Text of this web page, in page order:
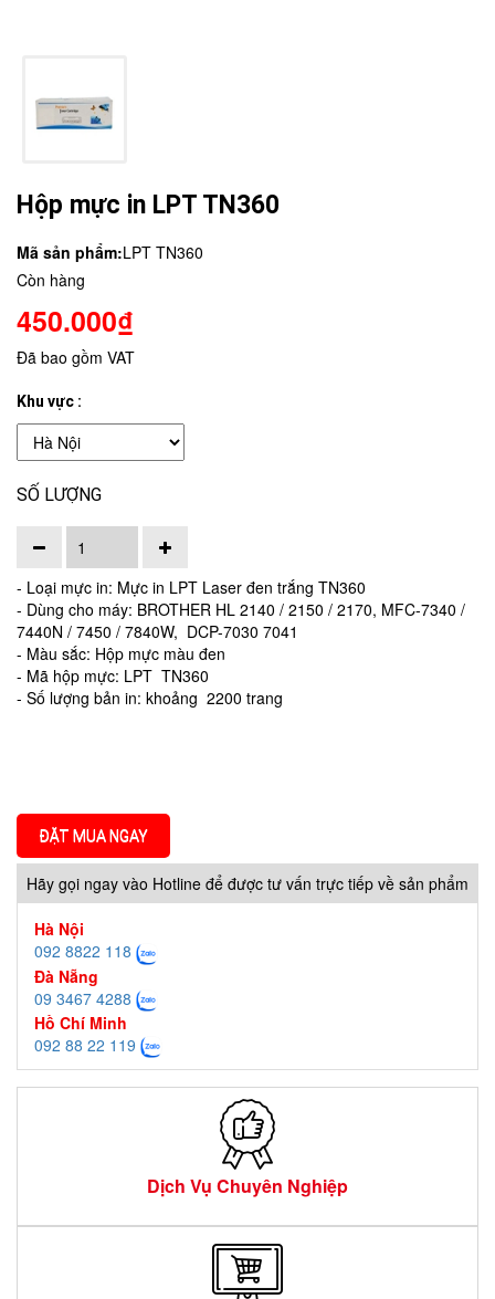
Hộp mực in LPT TN360
Mã sản phẩm:LPT TN360
Còn hàng
450.000₫
Đã bao gồm VAT
Khu vực :
SỐ LƯỢNG
- Loại mực in: Mực in LPT Laser đen trắng TN360
- Dùng cho máy: BROTHER HL 2140 / 2150 / 2170, MFC-7340 /
7440N / 7450 / 7840W, DCP-7030 7041
- Màu sắc: Hộp mực màu đen
- Mã hộp mực: LPT TN360
- Số lượng bản in: khoảng 2200 trang
ĐẶT MUA NGAY
Hãy gọi ngay vào Hotline để được tư vấn trực tiếp về sản phẩm
Hà Nội
092 8822 118
Đà Nẵng
09 3467 4288
Hồ Chí Minh
092 88 22 119
Dịch Vụ Chuyên Nghiệp